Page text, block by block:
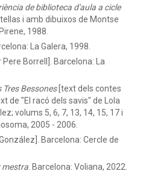
de biblioteca d'aula a cicle
i amb dibuixos de Montse
1988.
La Galera, 1998.
Pere Borrell]. Barcelona: La
Tres Bessones [text dels contes
de "El racó dels savis" de Lola
volums 5, 6, 7, 13, 14, 15, 17 i
2005 - 2006.
Barcelona: Cercle de
mestra Barcelona: Voliana, 2022.